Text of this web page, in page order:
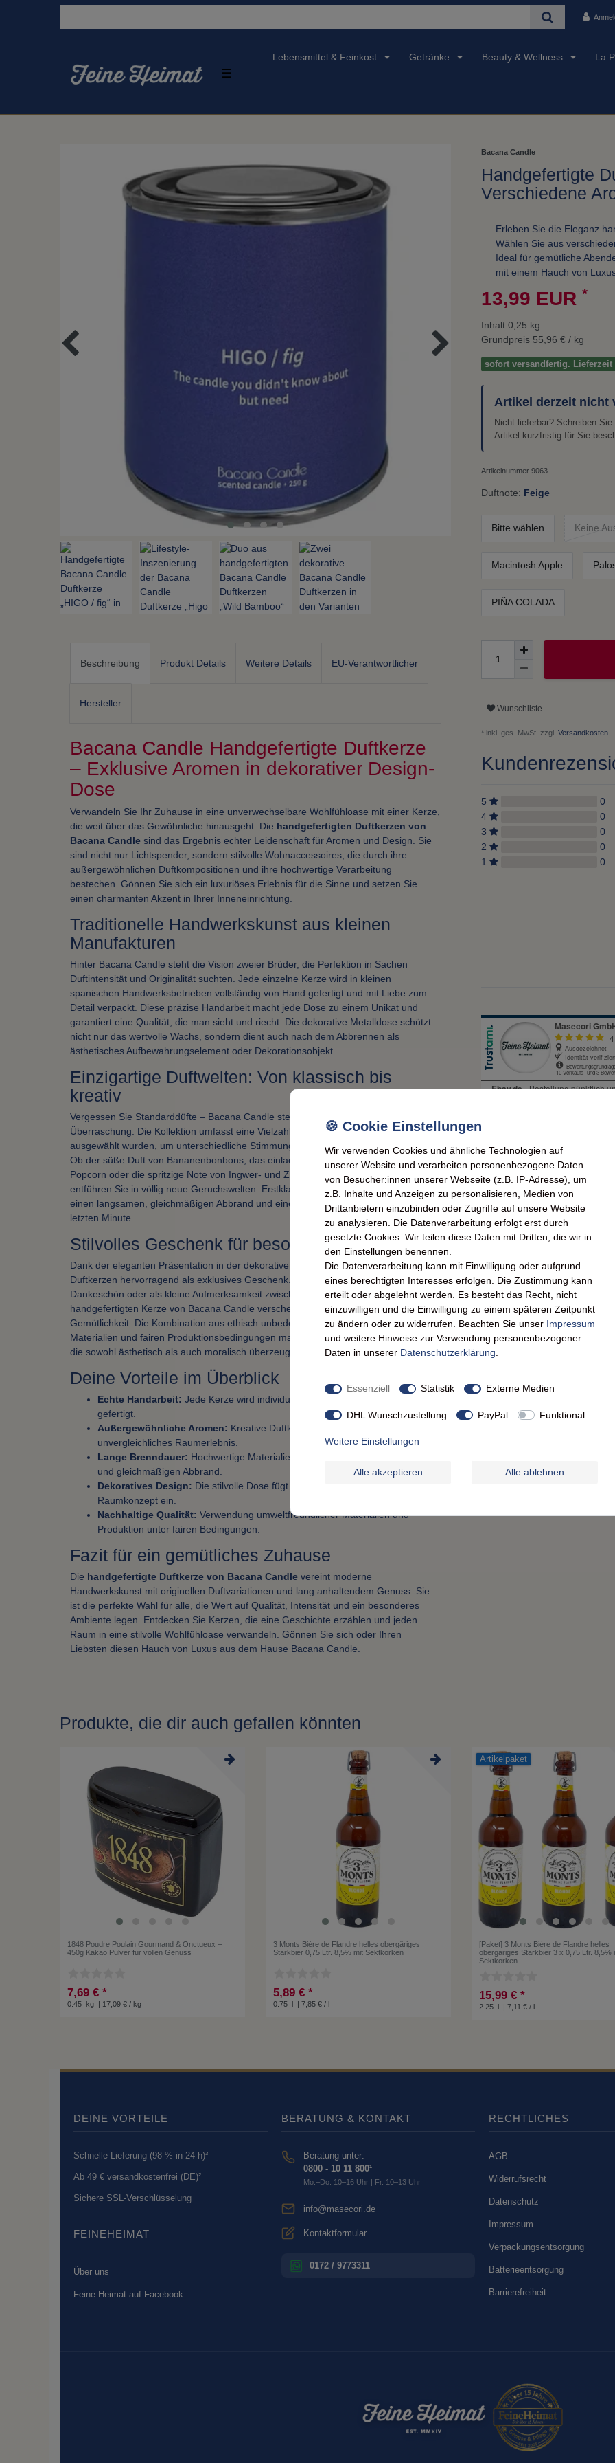
☰
Lebensmittel & Feinkost Getränke Beauty & Wellness La
Beschreibung Produkt Details Weitere Details EU-Verantwortlicher
Hersteller
Bacana Candle Handgefertigte Duftkerze
– Exklusive Aromen in dekorativer Design-
Dose
Verwandeln Sie Ihr Zuhause in eine unverwechselbare Wohlfühloase mit einer Kerze,
die weit über das Gewöhnliche hinausgeht. Die handgefertigten Duftkerzen von
Bacana Candle sind das Ergebnis echter Leidenschaft für Aromen und Design. Sie
sind nicht nur Lichtspender, sondern stilvolle Wohnaccessoires, die durch ihre
außergewöhnlichen Duftkompositionen und ihre hochwertige Verarbeitung
bestechen. Gönnen Sie sich ein luxuriöses Erlebnis für die Sinne und setzen Sie
einen charmanten Akzent in Ihrer Inneneinrichtung.
Traditionelle Handwerkskunst aus kleinen
Manufakturen
Hinter Bacana Candle steht die Vision zweier Brüder, die Perfektion in Sachen
Duftintensität und Originalität suchten. Jede einzelne Kerze wird in kleinen
spanischen Handwerksbetrieben vollständig von Hand gefertigt und mit Liebe zum
Detail verpackt. Diese präzise Handarbeit macht jede Dose zu einem Unikat und
garantiert eine Qualität, die man sieht und riecht. Die dekorative Metalldose schützt
nicht nur das wertvolle Wachs, sondern dient auch nach dem Abbrennen als
ästhetisches Aufbewahrungselement oder Dekorationsobjekt.
Einzigartige Duftwelten: Von klassisch bis
kreativ
Vergessen Sie Standarddüfte – Bacana Candle steht für Kreativität und
Überraschung. Die Kollektion umfasst eine Vielzahl an Aromen, die gezielt
ausgewählt wurden, um unterschiedliche Stimmungen in Ihren Räumen zu erzeugen.
Ob der süße Duft von Bananenbonbons, das einladende Aroma von frischem
Popcorn oder die spritzige Note von Ingwer- und Zitronenkuchen: Diese Kerzen
entführen Sie in völlig neue Geruchswelten. Erstklassiges Wachs sorgt dabei für
einen langsamen, gleichmäßigen Abbrand und eine konstante Duftabgabe bis zur
letzten Minute.
Stilvolles Geschenk für besondere Anlässe
Dank der eleganten Präsentation in der dekorativen Dose eignen sich diese
Duftkerzen hervorragend als exklusives Geschenk. Ob zum Geburtstag, als
Dankeschön oder als kleine Aufmerksamkeit zwischendurch – mit einer
handgefertigten Kerze von Bacana Candle verschenken Sie ein Stück Luxus und
Gemütlichkeit. Die Kombination aus ethisch unbedenklichen, hochwertigen
Materialien und fairen Produktionsbedingungen macht dieses Produkt zu einer Wahl,
die sowohl ästhetisch als auch moralisch überzeugt.
Deine Vorteile im Überblick
Echte Handarbeit: Jede Kerze wird individuell in spanischen Manufakturen
gefertigt.
Außergewöhnliche Aromen: Kreative Duftkompositionen für ein
unvergleichliches Raumerlebnis.
Lange Brenndauer: Hochwertige Materialien ermöglichen einen langsamen
und gleichmäßigen Abbrand.
Dekoratives Design: Die stilvolle Dose fügt sich harmonisch in jedes
Raumkonzept ein.
Nachhaltige Qualität: Verwendung umweltfreundlicher Materialien und
Produktion unter fairen Bedingungen.
Fazit für ein gemütliches Zuhause
Die handgefertigte Duftkerze von Bacana Candle vereint moderne
Handwerkskunst mit originellen Duftvariationen und lang anhaltendem Genuss. Sie
ist die perfekte Wahl für alle, die Wert auf Qualität, Intensität und ein besonderes
Ambiente legen. Entdecken Sie Kerzen, die eine Geschichte erzählen und jeden
Raum in eine stilvolle Wohlfühloase verwandeln. Gönnen Sie sich oder Ihren
Liebsten diesen Hauch von Luxus aus dem Hause Bacana Candle.
Bacana Candle
Handgefertigte
Verschiedene
Erleben Sie die Eleganz
Wählen Sie aus
Ideal für gemütliche
mit einem Hauch von
13,99 EUR *
Inhalt 0,25 kg
Grundpreis 55,96 € / kg
sofort versandfertig. Lieferzeit
Artikel derzeit nicht
Nicht lieferbar? Schreiben
Artikel kurzfristig für Sie
Artikelnummer 9063
Duftnote: Feige
Bitte wählen Keine
Macintosh Apple
PIÑA COLADA
Wunschliste
* inkl. ges. MwSt. zzgl. Versandkosten
5
0
4
0
3
0
2
0
1
0
Produkte, die dir auch gefallen könnten
1848 Poudre Poulain Gourmand & Onctueux –
450g Kakao Pulver für vollen Genuss
7,69 € *
0.45 kg | 17,09 € / kg
3 Monts Bière de Flandre helles obergäriges
Starkbier 0,75 Ltr. 8,5% mit Sektkorken
5,89 € *
0.75 | 7,85 € / l
Artikelpaket
[Paket] 3 Monts Bière de Flandre helles
obergäriges Starkbier 3 x 0,75 Ltr. 8,5%
Sektkorken
15,99 € *
2.25 | 7,11 € / l
DEINE VORTEILE
Schnelle Lieferung (98 % in 24 h)³
Ab 49 € versandkostenfrei (DE)²
Sichere SSL-Verschlüsselung
FEINEHEIMAT
Über uns
Feine Heimat auf Facebook
BERATUNG & KONTAKT
Beratung unter:
0800 - 10 11 800¹
Mo.–Do. 10–16 Uhr | Fr. 10–13 Uhr
info@masecori.de
Kontaktformular
0172 / 9773311
RECHTLICHES
AGB
Widerrufsrecht
Datenschutz
Impressum
Verpackungsentsorgung
Batterieentsorgung
Barrierefreiheit
Wir verwenden Cookies und ähnliche Technologien auf
unserer Website und verarbeiten personenbezogene Daten
von Besucher:innen unserer Webseite (z.B. IP-Adresse), um
z.B. Inhalte und Anzeigen zu personalisieren, Medien von
Drittanbietern einzubinden oder Zugriffe auf unsere Website
zu analysieren. Die Datenverarbeitung erfolgt erst durch
gesetzte Cookies. Wir teilen diese Daten mit Dritten, die wir in
den Einstellungen benennen.
Die Datenverarbeitung kann mit Einwilligung oder aufgrund
eines berechtigten Interesses erfolgen. Die Zustimmung kann
erteilt oder abgelehnt werden. Es besteht das Recht, nicht
einzuwilligen und die Einwilligung zu einem späteren Zeitpunkt
zu ändern oder zu widerrufen. Beachten Sie unser Impressum
und weitere Hinweise zur Verwendung personenbezogener
Daten in unserer Daten­schutz­erklärung
Essenziell Statistik Externe Medien
DHL Wunschzustellung PayPal Funktional
Weitere Einstellungen
Alle akzeptieren Alle ablehnen